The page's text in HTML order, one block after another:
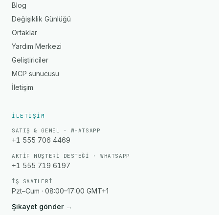
Blog
Değişiklik Günlüğü
Ortaklar
Yardım Merkezi
Geliştiriciler
MCP sunucusu
İletişim
İLETIŞIM
SATIŞ & GENEL · WHATSAPP
+1 555 706 4469
AKTIF MÜŞTERI DESTEĞI · WHATSAPP
+1 555 719 6197
İŞ SAATLERI
Pzt–Cum · 08:00–17:00 GMT+1
Şikayet gönder →